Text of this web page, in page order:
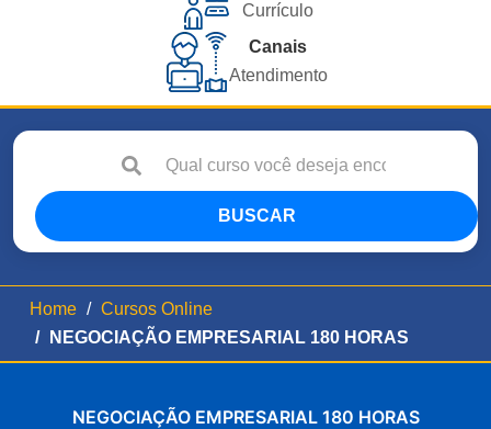
Currículo
Canais
Atendimento
BUSCAR
Home
Cursos Online
NEGOCIAÇÃO EMPRESARIAL 180 HORAS
NEGOCIAÇÃO EMPRESARIAL 180 HORAS